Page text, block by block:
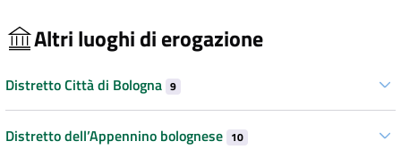
Altri luoghi di erogazione
Distretto Città di Bologna 9
Distretto dell’Appennino bolognese 10